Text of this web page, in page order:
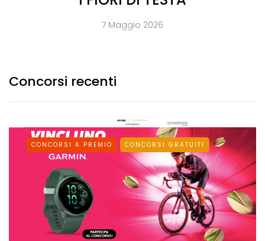
7 Maggio 2026
Concorsi recenti
CONCORSI A PREMIO CONCORSI GRATUITI